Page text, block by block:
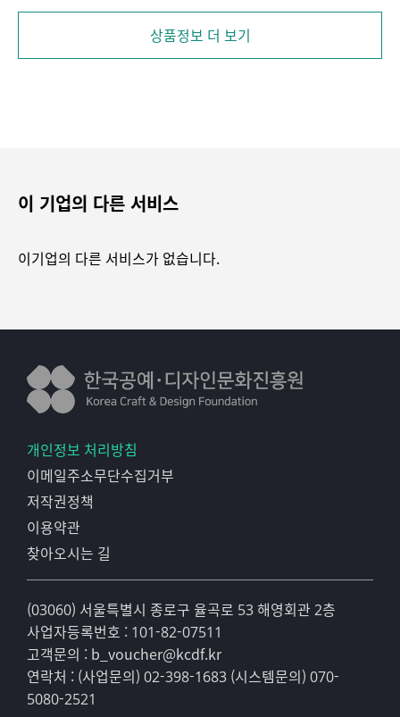
보자기로 대표되는 우리의전통적인 포장예술을 보여줄 수 있음
인테리어제품으로 사용.
진행
수석연구원: 한국 전통직물 분야 최고 권위자. (
재직하였으며,수십편의저서와 연구논문
전문가.
선임연구원
20년 보유
* 서비스 이력 정보
주요 생산제품 및 보유 기술
○ 제품용도 및 특성
상품정보 더 보기
이 기업의 다른 서비스
이기업의 다른 서비스가 없습니다.
개인정보 처리방침
이메일주소무단수집거부
저작권정책
이용약관
찾아오시는 길
(03060) 서울특별시 종로구 율곡로 53 해영회관 2층
사업자등록번호 : 101-82-07511
고객문의 : b_voucher@kcdf.kr
연락처 : (사업문의) 02-398-1683 (시스템문의) 070-
5080-2521